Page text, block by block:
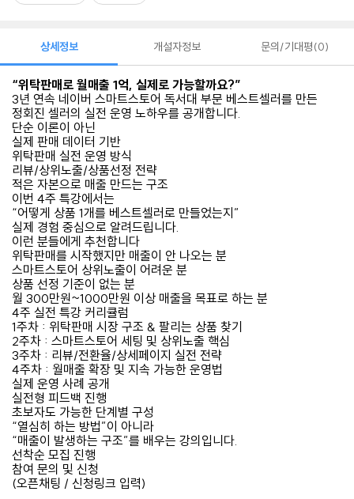
상세정보
“위탁판매로 월매출 1억, 실제로 가능할까요?”
3년 연속 네이버 스마트스토어 독서대 부문 베스트셀러를 만든
정회진 셀러의 실전 운영 노하우를 공개합니다.
단순 이론이 아닌
실제 판매 데이터 기반
위탁판매 실전 운영 방식
리뷰/상위노출/상품선정 전략
적은 자본으로 매출 만드는 구조
이번 4주 특강에서는
“어떻게 상품 1개를 베스트셀러로 만들었는지”
실제 경험 중심으로 알려드립니다.
이런 분들에게 추천합니다
위탁판매를 시작했지만 매출이 안 나오는 분
스마트스토어 상위노출이 어려운 분
상품 선정 기준이 없는 분
월 300만원~1000만원 이상 매출을 목표로 하는 분
4주 실전 특강 커리큘럼
1주차 : 위탁판매 시장 구조 & 팔리는 상품 찾기
2주차 : 스마트스토어 세팅 및 상위노출 핵심
3주차 : 리뷰/전환율/상세페이지 실전 전략
4주차 : 월매출 확장 및 지속 가능한 운영법
실제 운영 사례 공개
실전형 피드백 진행
초보자도 가능한 단계별 구성
“열심히 하는 방법”이 아니라
“매출이 발생하는 구조”를 배우는 강의입니다.
선착순 모집 진행
참여 문의 및 신청
(오픈채팅 / 신청링크 입력)
개설자정보 문의/기대평 0